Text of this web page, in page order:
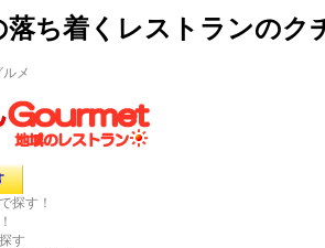
落ち着くレストランのク
ルメ
探す！
す